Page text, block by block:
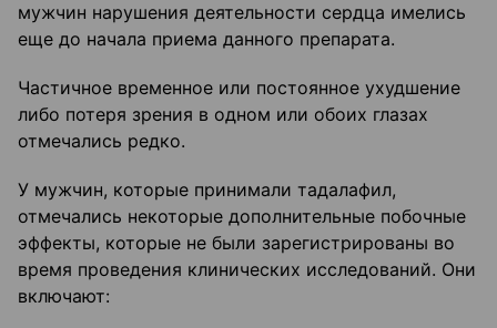
мужчин нарушения деятельности сердца имелись
еще до начала приема данного препарата.
Частичное временное или постоянное ухудшение
либо потеря зрения в одном или обоих глазах
отмечались редко.
У мужчин, которые принимали тадалафил,
отмечались некоторые дополнительные побочные
эффекты, которые не были зарегистрированы во
время проведения клинических исследований. Они
включают: